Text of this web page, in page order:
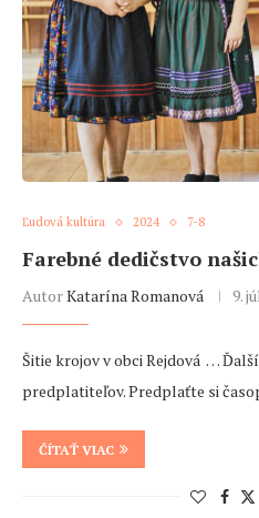
Ľudová kultúra 2024 7-8
Farebné dedičstvo
AutorKatarína Romanová 9.
Šitie krojov v obci Rejdová …
predplatiteľov. Predplaťte si
ČÍTAŤ VIAC